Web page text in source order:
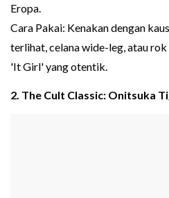
Eropa.
Cara Pakai: Kenakan dengan
terlihat, celana wide-leg, atau
'It Girl' yang otentik.
2. The Cult Classic: Onitsuka